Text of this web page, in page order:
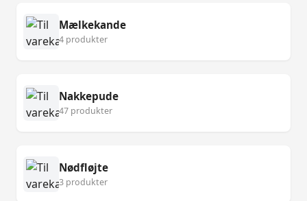
Mælkekande
4 produkter
Nakkepude
47 produkter
Nødfløjte
3 produkter